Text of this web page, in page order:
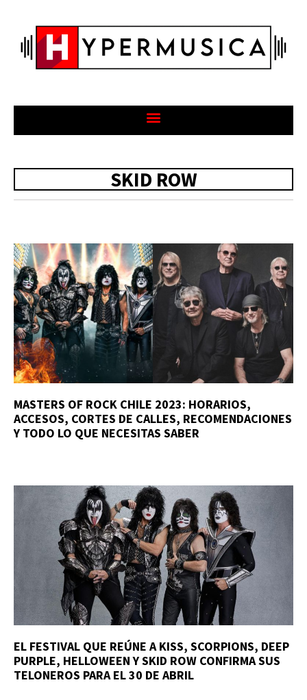
SKID ROW
MASTERS OF ROCK CHILE 2023: HORARIOS,
ACCESOS, CORTES DE CALLES, RECOMENDACIONES
Y TODO LO QUE NECESITAS SABER
EL FESTIVAL QUE REÚNE A KISS, SCORPIONS, DEEP
PURPLE, HELLOWEEN Y SKID ROW CONFIRMA SUS
TELONEROS PARA EL 30 DE ABRIL